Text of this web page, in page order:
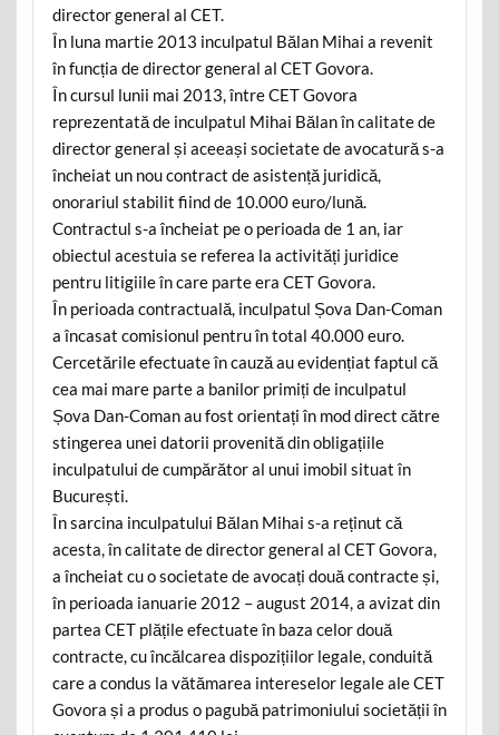
director general al CET.
În luna martie 2013 inculpatul Bălan Mihai a revenit
în funcția de director general al CET Govora.
În cursul lunii mai 2013, între CET Govora
reprezentată de inculpatul Mihai Bălan în calitate de
director general și aceeași societate de avocatură s-a
încheiat un nou contract de asistență juridică,
onorariul stabilit fiind de 10.000 euro/lună.
Contractul s-a încheiat pe o perioada de 1 an, iar
obiectul acestuia se referea la activități juridice
pentru litigiile în care parte era CET Govora.
În perioada contractuală, inculpatul Șova Dan-Coman
a încasat comisionul pentru în total 40.000 euro.
Cercetările efectuate în cauză au evidențiat faptul că
cea mai mare parte a banilor primiți de inculpatul
Șova Dan-Coman au fost orientați în mod direct către
stingerea unei datorii provenită din obligațiile
inculpatului de cumpărător al unui imobil situat în
București.
În sarcina inculpatului Bălan Mihai s-a reținut că
acesta, în calitate de director general al CET Govora,
a încheiat cu o societate de avocați două contracte și,
în perioada ianuarie 2012 – august 2014, a avizat din
partea CET plățile efectuate în baza celor două
contracte, cu încălcarea dispozițiilor legale, conduită
care a condus la vătămarea intereselor legale ale CET
Govora și a produs o pagubă patrimoniului societății în